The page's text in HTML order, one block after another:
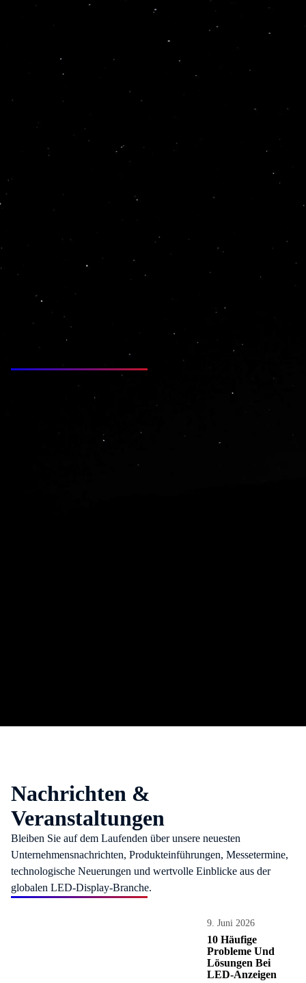
Nachrichten &
Veranstaltungen
Bleiben Sie auf dem Laufenden über unsere neuesten
Unternehmensnachrichten, Produkteinführungen, Messetermine,
technologische Neuerungen und wertvolle Einblicke aus der
globalen LED-Display-Branche.
9. Juni 2026
10 Häufige
Probleme Und
Lösungen Bei
LED-Anzeigen